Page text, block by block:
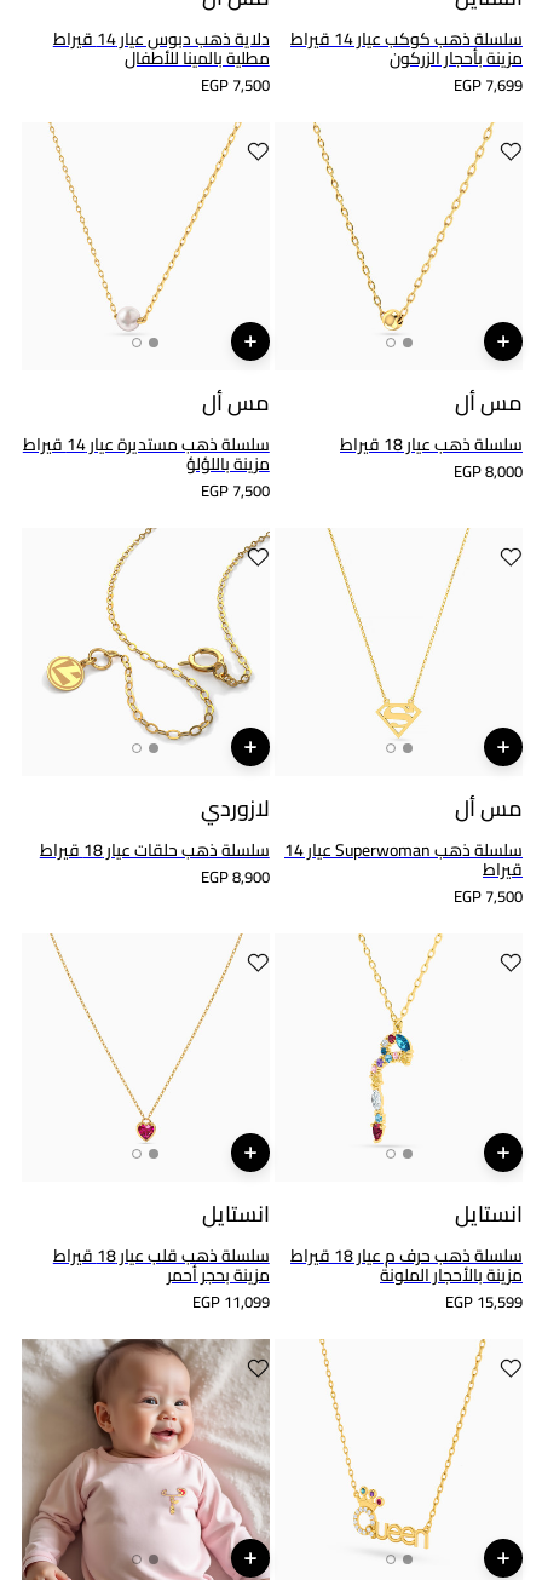
سلسلة ذهب كوكب عيار 14 قيراط
مزينة بأحجار الزركون
EGP 7,699
دلاية ذهب دبوس عيار 14 قيراط
مطلية بالمينا للأطفال
EGP 7,500
مس أل
سلسلة ذهب عيار 18 قيراط
EGP 8,000
مس أل
سلسلة ذهب مستديرة عيار 14 قيراط
مزينة باللؤلؤ
EGP 7,500
مس أل
سلسلة ذهب Superwoman عيار 14
قيراط
EGP 7,500
لازوردي
سلسلة ذهب حلقات عيار 18 قيراط
EGP 8,900
انستايل
سلسلة ذهب حرف م عيار 18 قيراط
مزينة بالأحجار الملونة
EGP 15,599
انستايل
سلسلة ذهب قلب عيار 18 قيراط
مزينة بحجر أحمر
EGP 11,099